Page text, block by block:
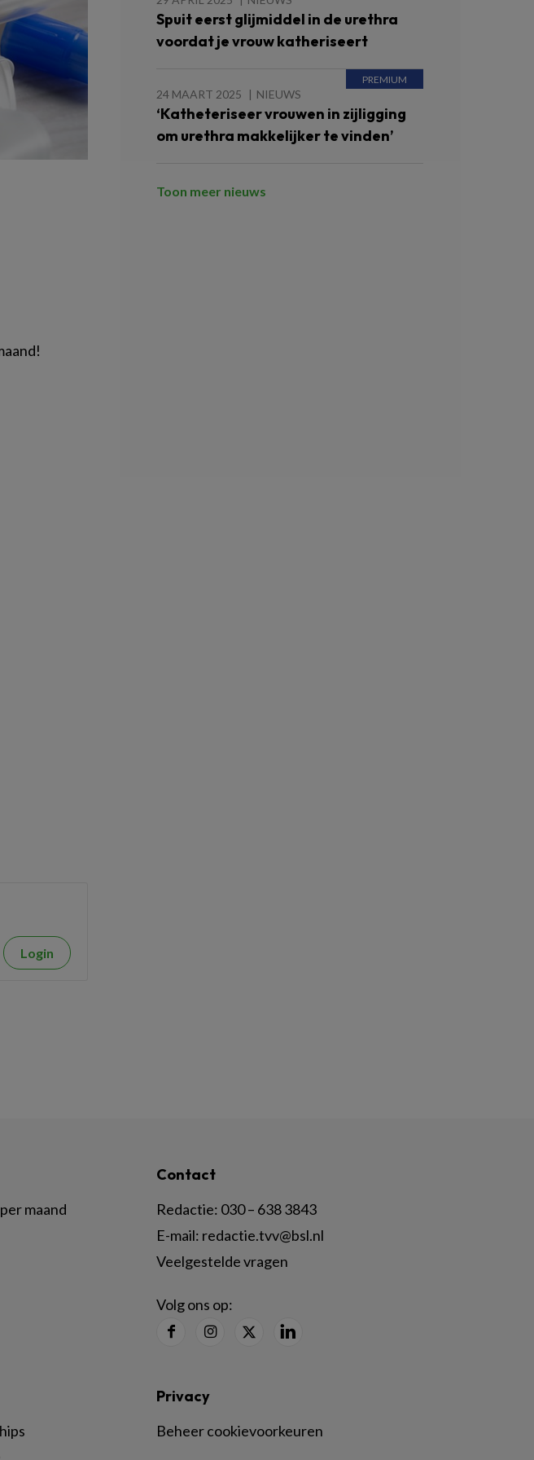
Login
Spuit eerst glijmiddel in de urethra
voordat je vrouw katheriseert
24 MAART 2025 NIEUWS
‘Katheteriseer vrouwen in zijligging
om urethra makkelijker te vinden’
Toon meer nieuws
maand
Contact
Redactie: 030 – 638 3843
E-mail: redactie.tvv@bsl.nl
Veelgestelde vragen
Volg ons op:
Privacy
Beheer cookievoorkeuren